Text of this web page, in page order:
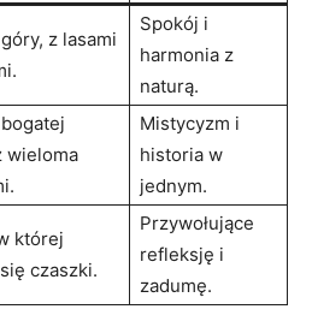
z lasami
Spokój ⁤i
harmonia ⁣z
naturą.
wieloma
Mistycyzm i
historia w
jednym.
której
czaszki.
Przywołujące
refleksję i
zadumę.